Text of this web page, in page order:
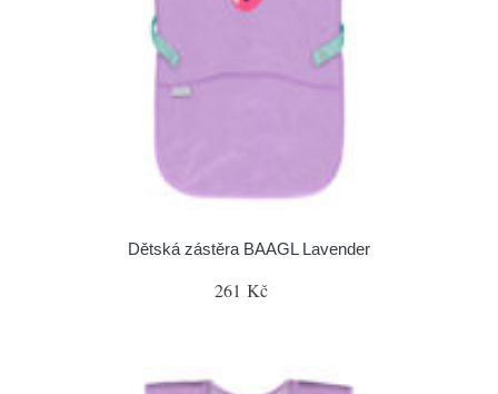
Dětská zástěra BAAGL Lavender
261 Kč